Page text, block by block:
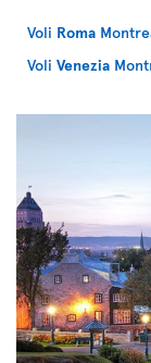
Voli Roma
Voli Venezia